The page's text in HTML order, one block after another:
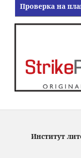
Проверка на
Институт